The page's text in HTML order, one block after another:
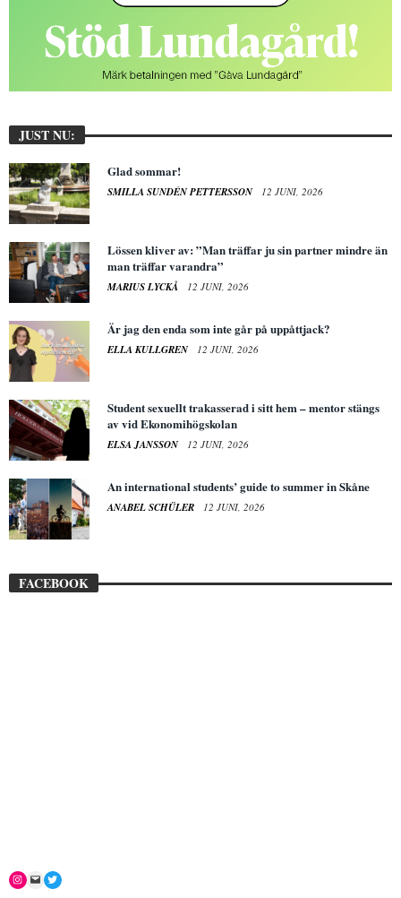
JUST NU:
Glad sommar!
SMILLA SUNDÉN PETTERSSON 12 JUNI, 2026
Lössen kliver av: ”Man träffar ju sin partner mindre än
man träffar varandra”
MARIUS LYCKÅ 12 JUNI, 2026
Är jag den enda som inte går på uppåttjack?
ELLA KULLGREN 12 JUNI, 2026
Student sexuellt trakasserad i sitt hem – mentor stängs
av vid Ekonomihögskolan
ELSA JANSSON 12 JUNI, 2026
An international students’ guide to summer in Skåne
ANABEL SCHÜLER 12 JUNI, 2026
FACEBOOK